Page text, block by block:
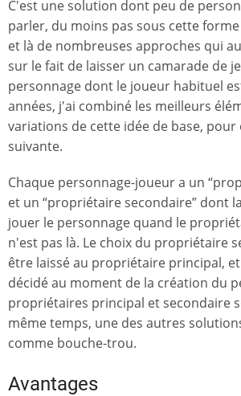
C'est une solution dont peu de
parler, du moins pas sous cette forme
et là de nombreuses approches qui
sur le fait de laisser un camarade de
personnage dont le joueur habituel
années, j'ai combiné les meilleurs
variations de cette idée de base,
suivante.
Chaque personnage-joueur a un
et un “propriétaire secondaire” dont
jouer le personnage quand le
n'est pas là. Le choix du propriétaire
être laissé au propriétaire principal,
décidé au moment de la création du
propriétaires principal et secondaire
même temps, une des autres
comme bouche-trou.
Avantages